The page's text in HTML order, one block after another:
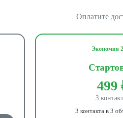
Оплатите
Экономия
499
3
3 контакта в 3